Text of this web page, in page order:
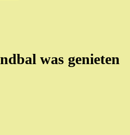
was genieten